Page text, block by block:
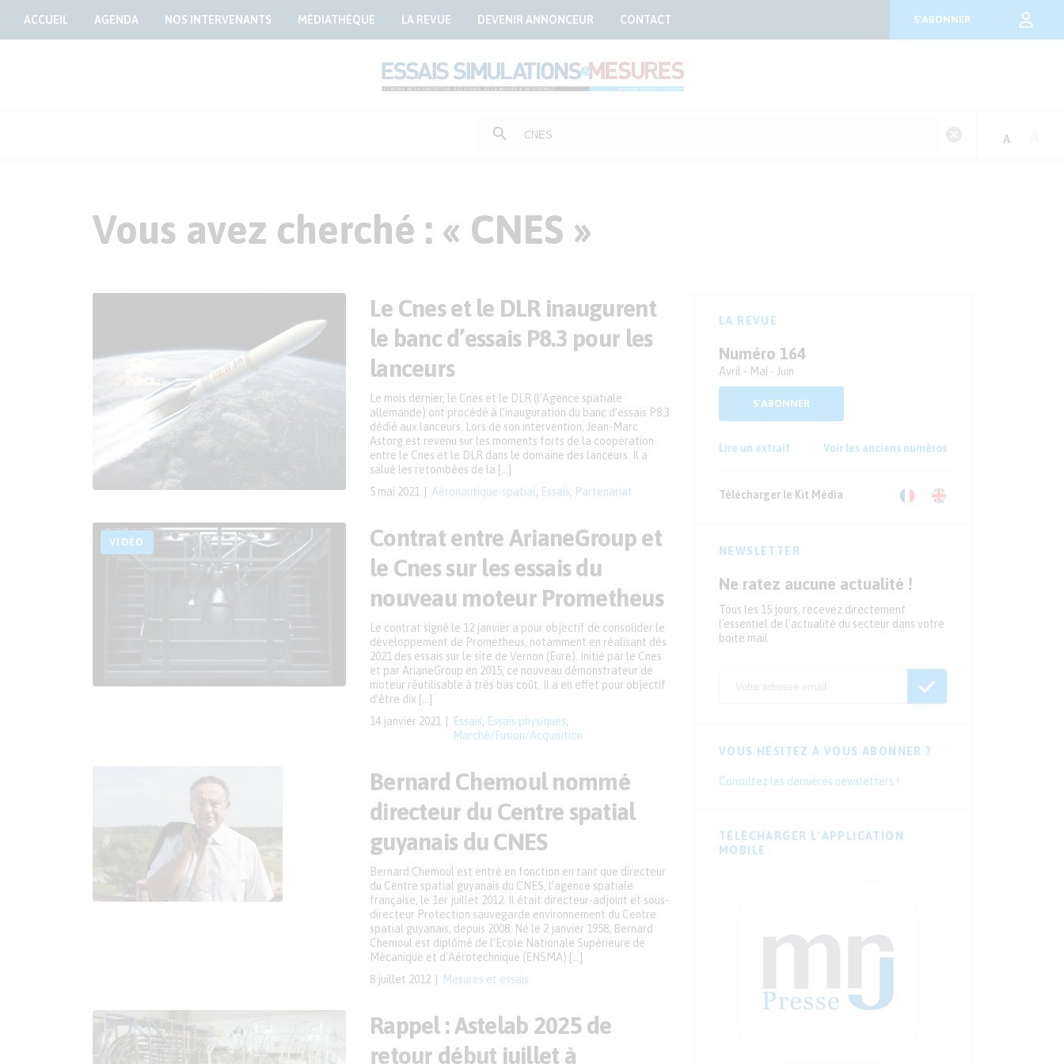
ACCUEIL AGENDA NOS INTERVENANTS MÉDIATHÈQUE LA REVUE DEVENIR ANNONCEUR CONTACT S'ABONNER
Vous avez cherché : « CNES »
Le Cnes et le DLR inaugurent
le banc d’essais P8.3 pour les
lanceurs
5 mai 2021 Aéronautique-spatial Essais Partenariat
Le mois dernier, le Cnes et le DLR (l’Agence spatiale
allemande) ont procédé à l’inauguration du banc d’essais P8.3
dédié aux lanceurs. Lors de son intervention, Jean-Marc
Astorg est revenu sur les moments forts de la coopération
entre le Cnes et le DLR dans le domaine des lanceurs. Il a
salué les retombées de la […]
Contrat entre ArianeGroup et
le Cnes sur les essais du
nouveau moteur Prometheus
14 janvier 2021 Essais Essais physiques
Marché/Fusion/Acquisition
VIDÉO
Le contrat signé le 12 janvier a pour objectif de consolider le
développement de Prometheus, notamment en réalisant dès
2021 des essais sur le site de Vernon (Eure). Initié par le Cnes
et par ArianeGroup en 2015, ce nouveau démonstrateur de
moteur réutilisable à très bas coût. Il a en effet pour objectif
d’être dix […]
Bernard Chemoul nommé
directeur du Centre spatial
guyanais du CNES
8 juillet 2012 Mesures et essais
Bernard Chemoul est entré en fonction en tant que directeur
du Centre spatial guyanais du CNES, l’agence spatiale
française, le 1er juillet 2012. Il était directeur-adjoint et sous-
directeur Protection sauvegarde environnement du Centre
spatial guyanais, depuis 2008. Né le 2 janvier 1958, Bernard
Chemoul est diplômé de l’Ecole Nationale Supérieure de
Mécanique et d’Aérotechnique (ENSMA) […]
Rappel : Astelab 2025 de
retour début juillet à
LA REVUE
Numéro 164
Avril - Mai - Juin
S'ABONNER
Lire un extrait Voir les anciens numéros
Télécharger le Kit Média
NEWSLETTER
Ne ratez aucune actualité !
Tous les 15 jours, recevez directement
l'essentiel de l'actualité du secteur dans votre
boite mail
VOUS HÉSITEZ À VOUS ABONNER ?
Consultez les dernières newsletters !
TÉLÉCHARGER L’APPLICATION
MOBILE